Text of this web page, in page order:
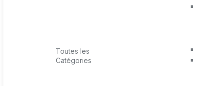
Toutes les
Catégories